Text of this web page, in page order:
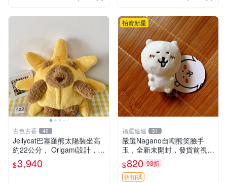
古色古香 40
Jellycat巴塞羅熊太陽裝坐高
約22公分， Origami設計，來
自越南。嚴選 Recommendat
ion！巴塞羅、 Origami熊、J
$3,940
拍賣新星
福運連連 31
嚴選Nagano自嘲熊笑臉手
玉，全新未開封，發貨前視頻
確認，海南 廣西 貴州 嚴選N
agano自嘲熊笑臉手玉，全新
未開封，發貨前視頻確認，四
$820 93折
折扣碼